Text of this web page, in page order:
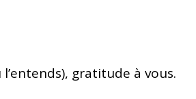
gratitude à vous.